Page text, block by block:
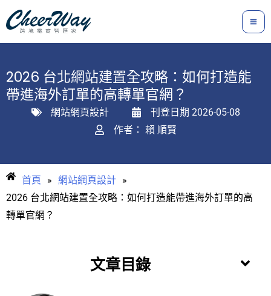
至
主
內
容
2026 台北網站建置全攻略：如何打造能
帶進海外訂單的高轉單官網？
網站網頁設計 刊登日期 2026-05-08
作者： 賴 順賢
首頁 » 網站網頁設計 »
2026 台北網站建置全攻略：如何打造能帶進海外訂單的高
轉單官網？
文章目錄